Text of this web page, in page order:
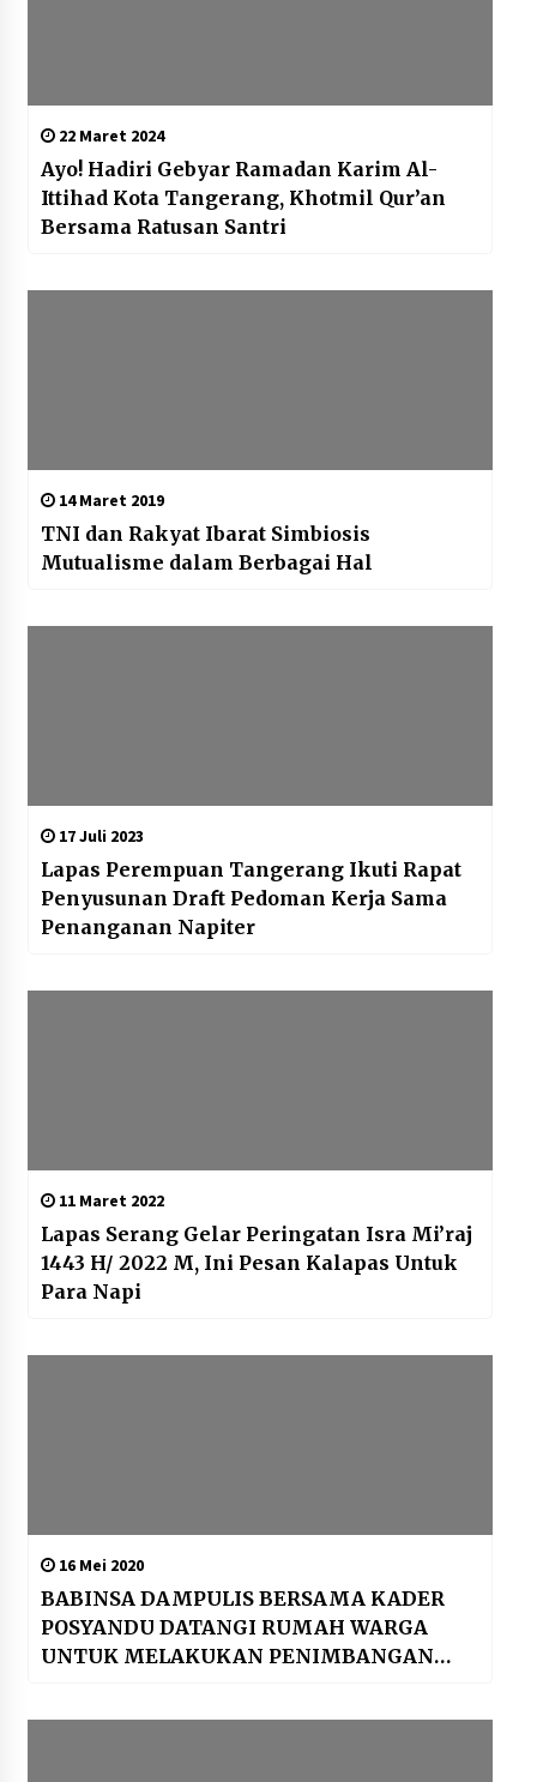
22 Maret 2024
Ayo! Hadiri Gebyar Ramadan Karim Al-
Ittihad Kota Tangerang, Khotmil Qur’an
Bersama Ratusan Santri
14 Maret 2019
TNI dan Rakyat Ibarat Simbiosis
Mutualisme dalam Berbagai Hal
17 Juli 2023
Lapas Perempuan Tangerang Ikuti Rapat
Penyusunan Draft Pedoman Kerja Sama
Penanganan Napiter
11 Maret 2022
Lapas Serang Gelar Peringatan Isra Mi’raj
1443 H/ 2022 M, Ini Pesan Kalapas Untuk
Para Napi
16 Mei 2020
BABINSA DAMPULIS BERSAMA KADER
POSYANDU DATANGI RUMAH WARGA
UNTUK MELAKUKAN PENIMBANGAN